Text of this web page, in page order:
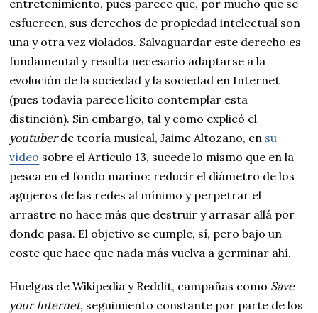
entretenimiento, pues parece que, por mucho que se
esfuercen, sus derechos de propiedad intelectual son
una y otra vez violados. Salvaguardar este derecho es
fundamental y resulta necesario adaptarse a la
evolución de la sociedad y la sociedad en Internet
(pues todavía parece lícito contemplar esta
distinción). Sin embargo, tal y como explicó el
youtuberde teoría musical, Jaime Altozano, en su
vídeo sobre el Artículo 13, sucede lo mismo que en la
pesca en el fondo marino: reducir el diámetro de los
agujeros de las redes al mínimo y perpetrar el
arrastre no hace más que destruir y arrasar allá por
donde pasa. El objetivo se cumple, sí, pero bajo un
coste que hace que nada más vuelva a germinar ahí.
Huelgas de Wikipedia y Reddit, campañas como Save
your Internet, seguimiento constante por parte de los